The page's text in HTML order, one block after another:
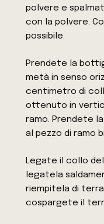
polvere e
con la polvere.
possibile.
Prendete la
metà in senso
centimetro di
ottenuto in
ramo. Prendete
al pezzo di ramo
Legate il collo
legatela
riempitela di
cospargete il